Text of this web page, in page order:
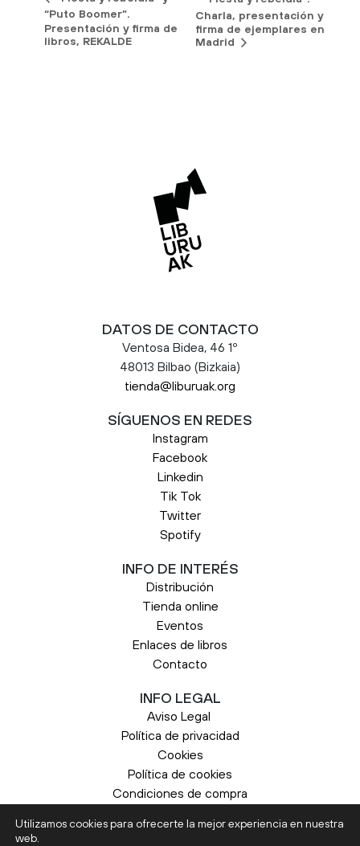
“Puto Boomer”.
Presentación y firma de
libros, REKALDE
Charla, presentación y
firma de ejemplares en
Madrid
DATOS DE CONTACTO
Ventosa Bidea, 46 1º
48013 Bilbao (Bizkaia)
tienda@liburuak.org
SÍGUENOS EN REDES
Instagram
Facebook
Linkedin
Tik Tok
Twitter
Spotify
INFO DE INTERÉS
Distribución
Tienda online
Eventos
Enlaces de libros
Contacto
INFO LEGAL
Aviso Legal
Política de privacidad
Cookies
Política de cookies
Condiciones de compra
Utilizamos cookies para ofrecerte la mejor experiencia en nuestra
web.